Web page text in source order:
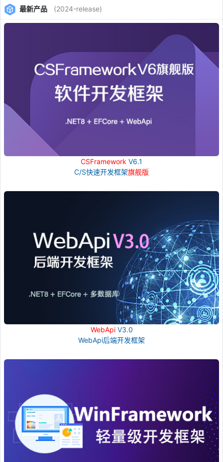
最新产品 (2024-release)
CSFramework V6.1
C/S快速开发框架旗舰版
WebApiV3.0
WebApi后端开发框架